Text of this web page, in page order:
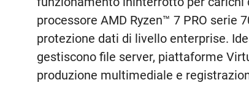
processore AMD Ryzen™ 7 PRO serie
protezione dati di livello enterprise.
gestiscono file server, piattaforme
produzione multimediale e